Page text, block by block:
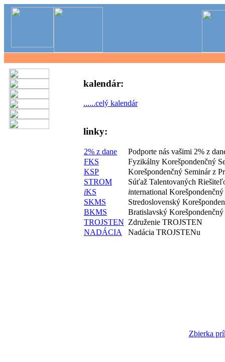
kalendár:
......celý kalendár
linky:
2% z dane
Podporte nás vašimi 2% z
FKS
Fyzikálny Korešpondenčný
KSP
Korešpondenčný Seminár z
STROM
Súťaž Talentovaných
iKS international Korešpondenčný
SKMS
Stredoslovenský
BKMS
Bratislavský
TROJSTEN Združenie TROJSTEN
NADÁCIA
Nadácia TROJSTENu
Zbierka